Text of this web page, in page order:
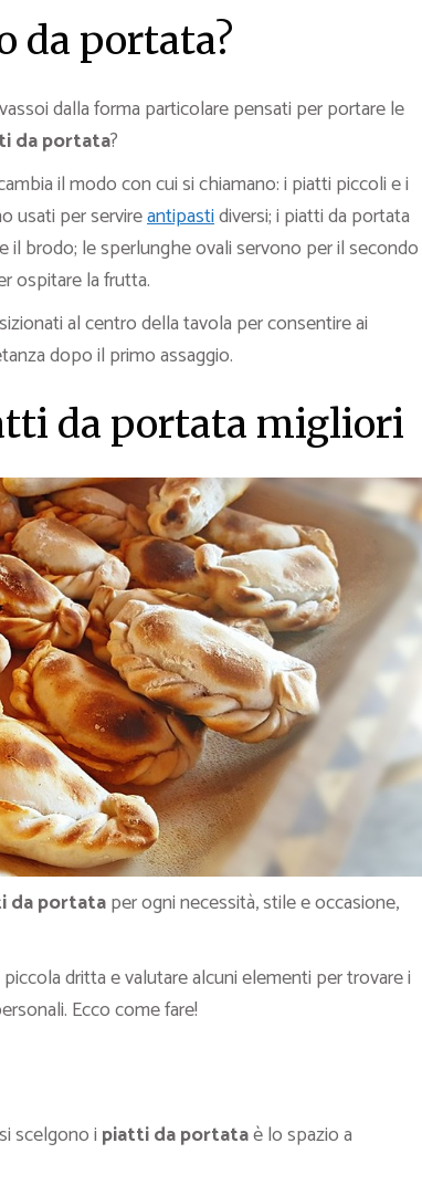
da portata?
dalla forma particolare pensati per portare le
da portata?
il modo con cui si chiamano: i piatti piccoli e i
usati per servireantipastidiversi; i piatti da portata
brodo; le sperlunghe ovali servono per il secondo
ospitare la frutta.
al centro della tavola per consentire ai
dopo il primo assaggio.
da portata migliori
da portataper ogni necessità, stile e occasione,
dritta e valutare alcuni elementi per trovare i
Ecco come fare!
scelgono i piatti da portataè lo spazio a